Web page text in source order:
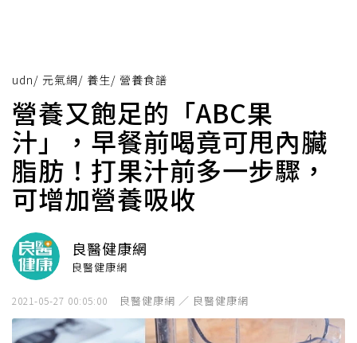
udn/ 元氣網/ 養生/ 營養食譜
營養又飽足的「ABC果
汁」，早餐前喝竟可甩內臟
脂肪！打果汁前多一步驟，
可增加營養吸收
良醫健康網
良醫健康網
2021-05-27 00:05:00 良醫健康網 ／ 良醫健康網